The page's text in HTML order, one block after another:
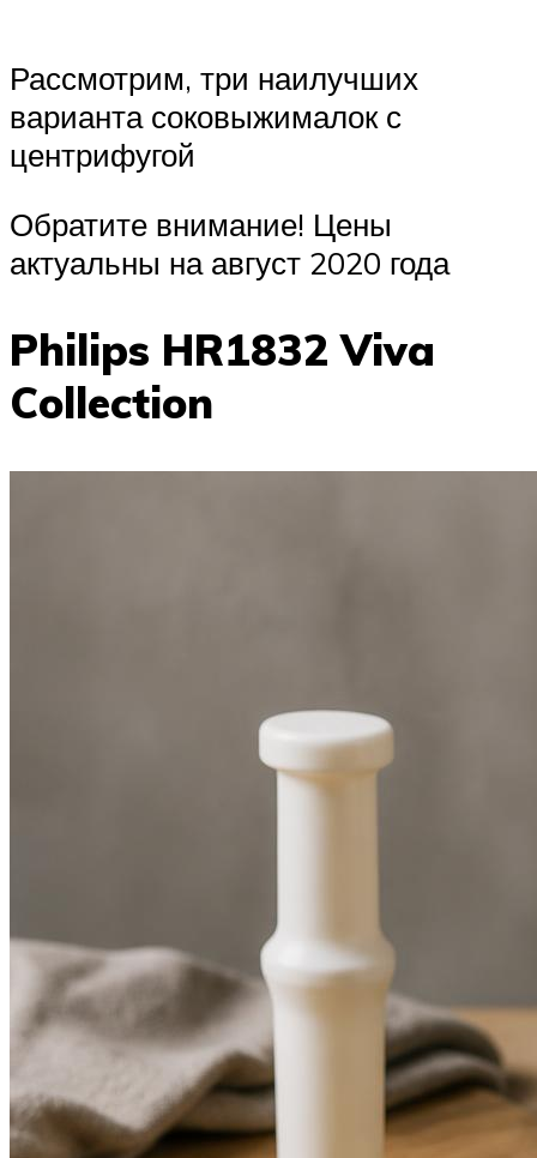
Рассмотрим, три наилучших
варианта соковыжималок с
центрифугой
Обратите внимание! Цены
актуальны на август 2020 года
Philips HR1832 Viva
Collection